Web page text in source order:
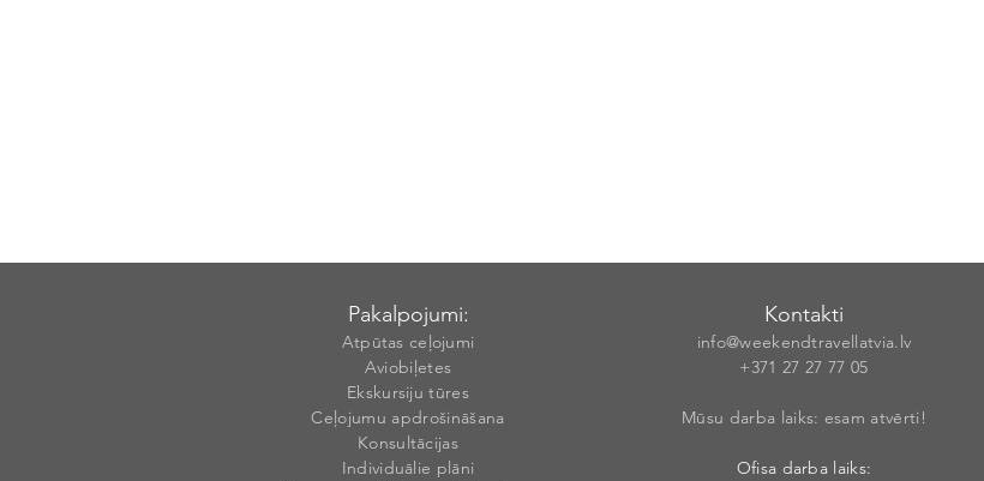
Pakalpojumi:
Atpūtas ceļojumi
Aviobiļetes
Ekskursiju tūres
Ceļojumu apdrošināšana
Konsultācijas
Individuālie plāni
Kontakti
info@weekendtravellatvia.lv
+371 27 27 77 05
Mūsu darba laiks: esam atvērti!
Ofisa darba laiks: